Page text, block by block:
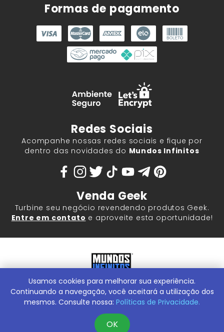
Formas de pagamento
Redes Sociais
Acompanhe nossas redes sociais e fique por
dentro das novidades do Mundos Infinitos
Venda Geek
Turbine seu negócio revendendo produtos Geek.
Entre em contato e aproveite esta oportunidade!
Mundos Infinitos - Publicações e Geek Store |ContentStuff
Publicações e Assinaturas Ltda. CNPJ - 05.859.917/0001-60.
Conheça nossa Loja Física:Rua Machado Bitencourt, 291 -
Usamos cookies para melhorar sua experiência.
Continuando a navegação, você aceitará a utilização dos
mesmos. Consulte nossa: Políticas de Privacidade.
OK